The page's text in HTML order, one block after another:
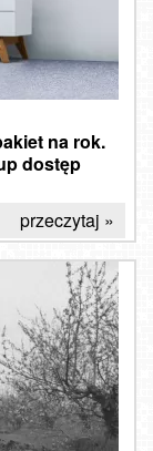
na rok.
dostęp
przeczytaj »